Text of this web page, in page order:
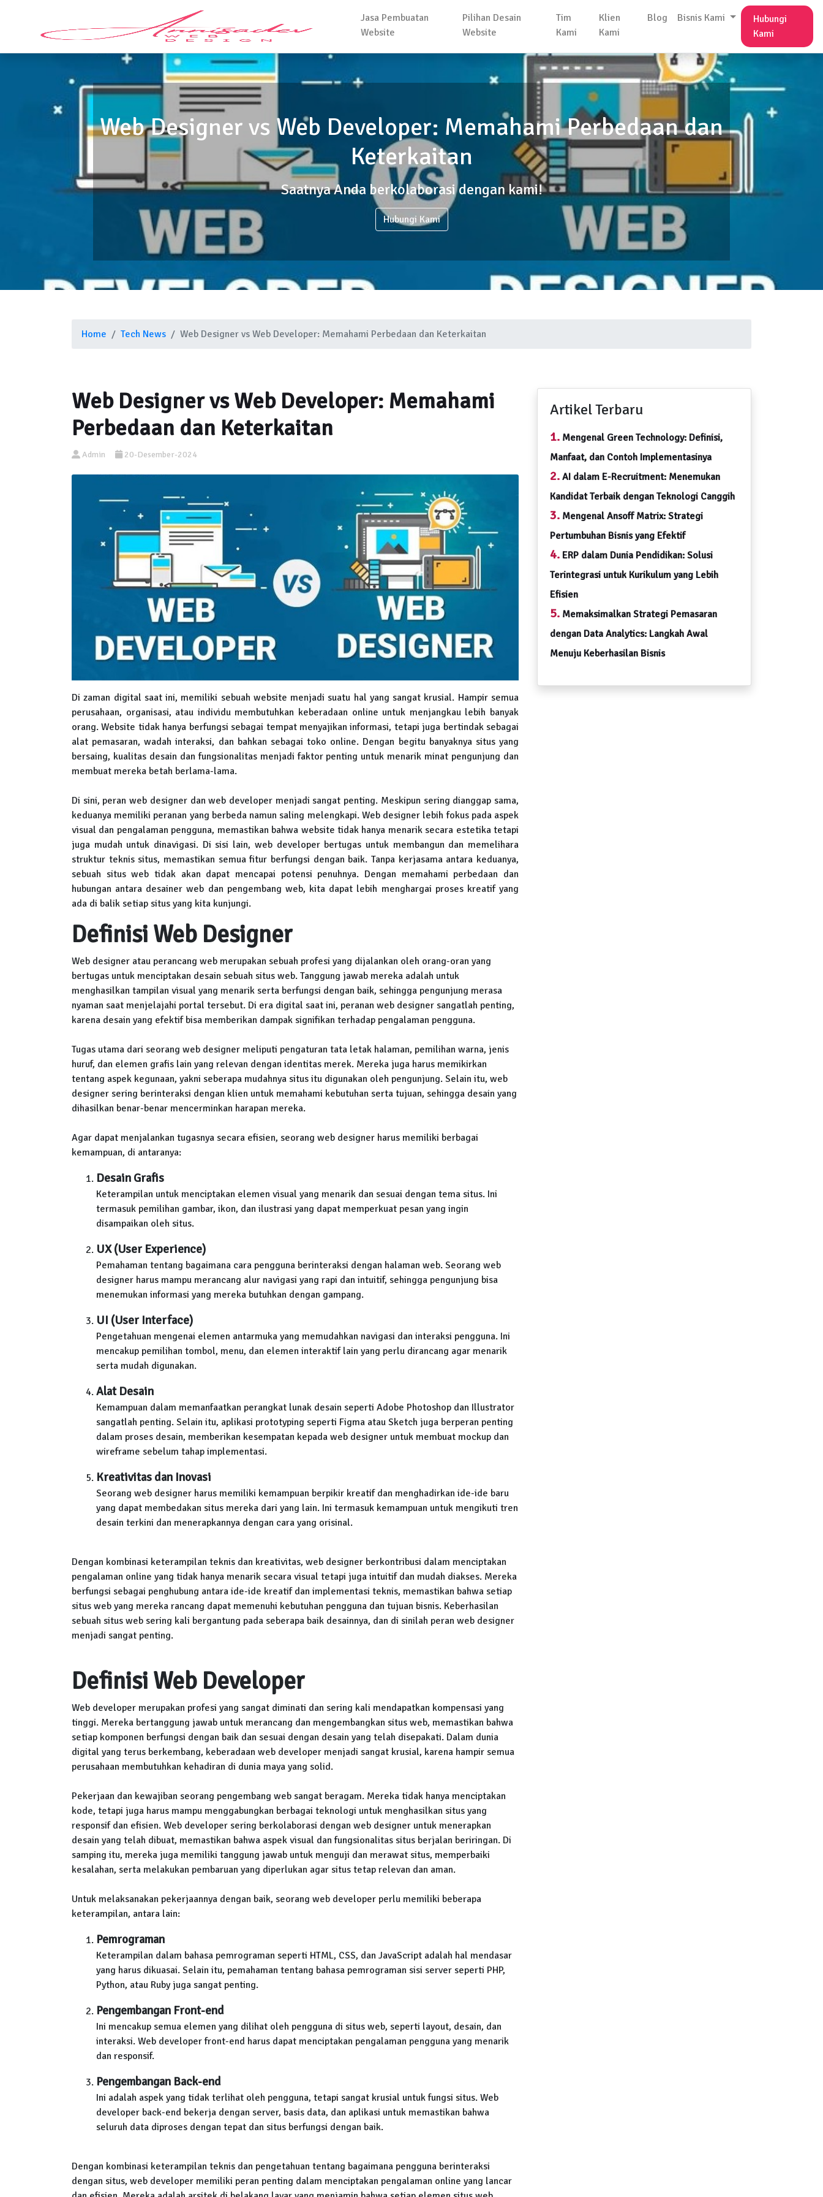
Jasa Pembuatan
Website
Pilihan Desain
Website
Tim
Kami
Klien
Kami
Blog Bisnis Kami
Hubungi
Kami
Web Designer vs Web Developer: Memahami Perbedaan dan
Keterkaitan
Saatnya Anda berkolaborasi dengan kami!
Hubungi Kami
Home Tech News Web Designer vs Web Developer: Memahami Perbedaan dan Keterkaitan
Web Designer vs Web Developer: Memahami
Perbedaan dan Keterkaitan
Admin 20-Desember-2024
Di zaman digital saat ini, memiliki sebuah website menjadi suatu hal yang sangat krusial. Hampir semua
perusahaan, organisasi, atau individu membutuhkan keberadaan online untuk menjangkau lebih banyak
orang. Website tidak hanya berfungsi sebagai tempat menyajikan informasi, tetapi juga bertindak sebagai
alat pemasaran, wadah interaksi, dan bahkan sebagai toko online. Dengan begitu banyaknya situs yang
bersaing, kualitas desain dan fungsionalitas menjadi faktor penting untuk menarik minat pengunjung dan
membuat mereka betah berlama-lama.
Di sini, peran web designer dan web developer menjadi sangat penting. Meskipun sering dianggap sama,
keduanya memiliki peranan yang berbeda namun saling melengkapi. Web designer lebih fokus pada aspek
visual dan pengalaman pengguna, memastikan bahwa website tidak hanya menarik secara estetika tetapi
juga mudah untuk dinavigasi. Di sisi lain, web developer bertugas untuk membangun dan memelihara
struktur teknis situs, memastikan semua fitur berfungsi dengan baik. Tanpa kerjasama antara keduanya,
sebuah situs web tidak akan dapat mencapai potensi penuhnya. Dengan memahami perbedaan dan
hubungan antara desainer web dan pengembang web, kita dapat lebih menghargai proses kreatif yang
ada di balik setiap situs yang kita kunjungi.
Definisi Web Designer
Web designer atau perancang web merupakan sebuah profesi yang dijalankan oleh orang-oran yang
bertugas untuk menciptakan desain sebuah situs web. Tanggung jawab mereka adalah untuk
menghasilkan tampilan visual yang menarik serta berfungsi dengan baik, sehingga pengunjung merasa
nyaman saat menjelajahi portal tersebut. Di era digital saat ini, peranan web designer sangatlah penting,
karena desain yang efektif bisa memberikan dampak signifikan terhadap pengalaman pengguna.
Tugas utama dari seorang web designer meliputi pengaturan tata letak halaman, pemilihan warna, jenis
huruf, dan elemen grafis lain yang relevan dengan identitas merek. Mereka juga harus memikirkan
tentang aspek kegunaan, yakni seberapa mudahnya situs itu digunakan oleh pengunjung. Selain itu, web
designer sering berinteraksi dengan klien untuk memahami kebutuhan serta tujuan, sehingga desain yang
dihasilkan benar-benar mencerminkan harapan mereka.
Agar dapat menjalankan tugasnya secara efisien, seorang web designer harus memiliki berbagai
kemampuan, di antaranya:
Desain Grafis
Keterampilan untuk menciptakan elemen visual yang menarik dan sesuai dengan tema situs. Ini
termasuk pemilihan gambar, ikon, dan ilustrasi yang dapat memperkuat pesan yang ingin
disampaikan oleh situs.
UX (User Experience)
Pemahaman tentang bagaimana cara pengguna berinteraksi dengan halaman web. Seorang web
designer harus mampu merancang alur navigasi yang rapi dan intuitif, sehingga pengunjung bisa
menemukan informasi yang mereka butuhkan dengan gampang.
UI (User Interface)
Pengetahuan mengenai elemen antarmuka yang memudahkan navigasi dan interaksi pengguna. Ini
mencakup pemilihan tombol, menu, dan elemen interaktif lain yang perlu dirancang agar menarik
serta mudah digunakan.
Alat Desain
Kemampuan dalam memanfaatkan perangkat lunak desain seperti Adobe Photoshop dan Illustrator
sangatlah penting. Selain itu, aplikasi prototyping seperti Figma atau Sketch juga berperan penting
dalam proses desain, memberikan kesempatan kepada web designer untuk membuat mockup dan
wireframe sebelum tahap implementasi.
Kreativitas dan Inovasi
Seorang web designer harus memiliki kemampuan berpikir kreatif dan menghadirkan ide-ide baru
yang dapat membedakan situs mereka dari yang lain. Ini termasuk kemampuan untuk mengikuti tren
desain terkini dan menerapkannya dengan cara yang orisinal.
Dengan kombinasi keterampilan teknis dan kreativitas, web designer berkontribusi dalam menciptakan
pengalaman online yang tidak hanya menarik secara visual tetapi juga intuitif dan mudah diakses. Mereka
berfungsi sebagai penghubung antara ide-ide kreatif dan implementasi teknis, memastikan bahwa setiap
situs web yang mereka rancang dapat memenuhi kebutuhan pengguna dan tujuan bisnis. Keberhasilan
sebuah situs web sering kali bergantung pada seberapa baik desainnya, dan di sinilah peran web designer
menjadi sangat penting.
Definisi Web Developer
Web developer merupakan profesi yang sangat diminati dan sering kali mendapatkan kompensasi yang
tinggi. Mereka bertanggung jawab untuk merancang dan mengembangkan situs web, memastikan bahwa
setiap komponen berfungsi dengan baik dan sesuai dengan desain yang telah disepakati. Dalam dunia
digital yang terus berkembang, keberadaan web developer menjadi sangat krusial, karena hampir semua
perusahaan membutuhkan kehadiran di dunia maya yang solid.
Pekerjaan dan kewajiban seorang pengembang web sangat beragam. Mereka tidak hanya menciptakan
kode, tetapi juga harus mampu menggabungkan berbagai teknologi untuk menghasilkan situs yang
responsif dan efisien. Web developer sering berkolaborasi dengan web designer untuk menerapkan
desain yang telah dibuat, memastikan bahwa aspek visual dan fungsionalitas situs berjalan beriringan. Di
samping itu, mereka juga memiliki tanggung jawab untuk menguji dan merawat situs, memperbaiki
kesalahan, serta melakukan pembaruan yang diperlukan agar situs tetap relevan dan aman.
Untuk melaksanakan pekerjaannya dengan baik, seorang web developer perlu memiliki beberapa
keterampilan, antara lain:
Pemrograman
Keterampilan dalam bahasa pemrograman seperti HTML, CSS, dan JavaScript adalah hal mendasar
yang harus dikuasai. Selain itu, pemahaman tentang bahasa pemrograman sisi server seperti PHP,
Python, atau Ruby juga sangat penting.
Pengembangan Front-end
Ini mencakup semua elemen yang dilihat oleh pengguna di situs web, seperti layout, desain, dan
interaksi. Web developer front-end harus dapat menciptakan pengalaman pengguna yang menarik
dan responsif.
Pengembangan Back-end
Ini adalah aspek yang tidak terlihat oleh pengguna, tetapi sangat krusial untuk fungsi situs. Web
developer back-end bekerja dengan server, basis data, dan aplikasi untuk memastikan bahwa
seluruh data diproses dengan tepat dan situs berfungsi dengan baik.
Dengan kombinasi keterampilan teknis dan pengetahuan tentang bagaimana pengguna berinteraksi
dengan situs, web developer memiliki peran penting dalam menciptakan pengalaman online yang lancar
Artikel Terbaru
1. Mengenal Green Technology: Definisi,
Manfaat, dan Contoh Implementasinya
2. AI dalam E-Recruitment: Menemukan
Kandidat Terbaik dengan Teknologi Canggih
3. Mengenal Ansoff Matrix: Strategi
Pertumbuhan Bisnis yang Efektif
4. ERP dalam Dunia Pendidikan: Solusi
Terintegrasi untuk Kurikulum yang Lebih
Efisien
5. Memaksimalkan Strategi Pemasaran
dengan Data Analytics: Langkah Awal
Menuju Keberhasilan Bisnis